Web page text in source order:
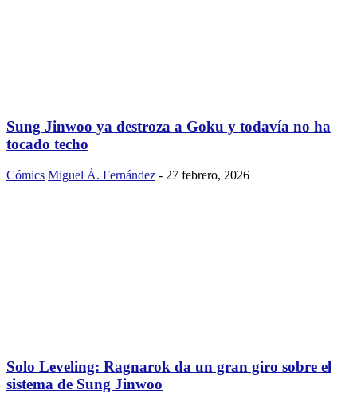
Sung Jinwoo ya destroza a Goku y todavía no ha
tocado techo
Cómics Miguel Á. Fernández - 27 febrero, 2026
Solo Leveling: Ragnarok da un gran giro sobre el
sistema de Sung Jinwoo